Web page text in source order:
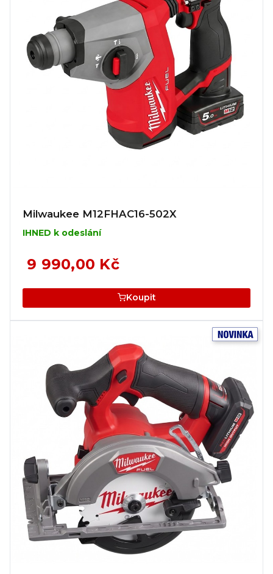
Milwaukee M12FHAC16-502X
IHNED k odeslání
9 990,00 Kč
Koupit